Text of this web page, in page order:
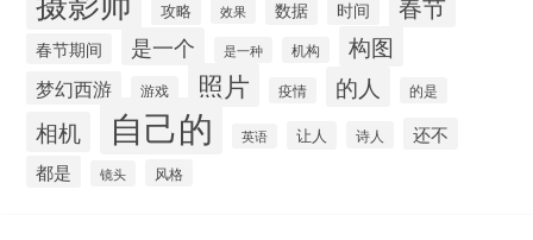
攻略 效果 数据 时间
春节期间 是一个 是一种 机构 构图
梦幻西游 游戏 照片 疫情 的人 的是
相机 自己的 英语 让人 诗人
还不
都是
镜头 风格